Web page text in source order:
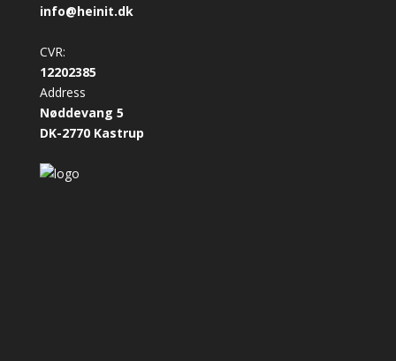
info@heinit.dk
CVR:
12202385
Address
Nøddevang 5
DK-2770 Kastrup